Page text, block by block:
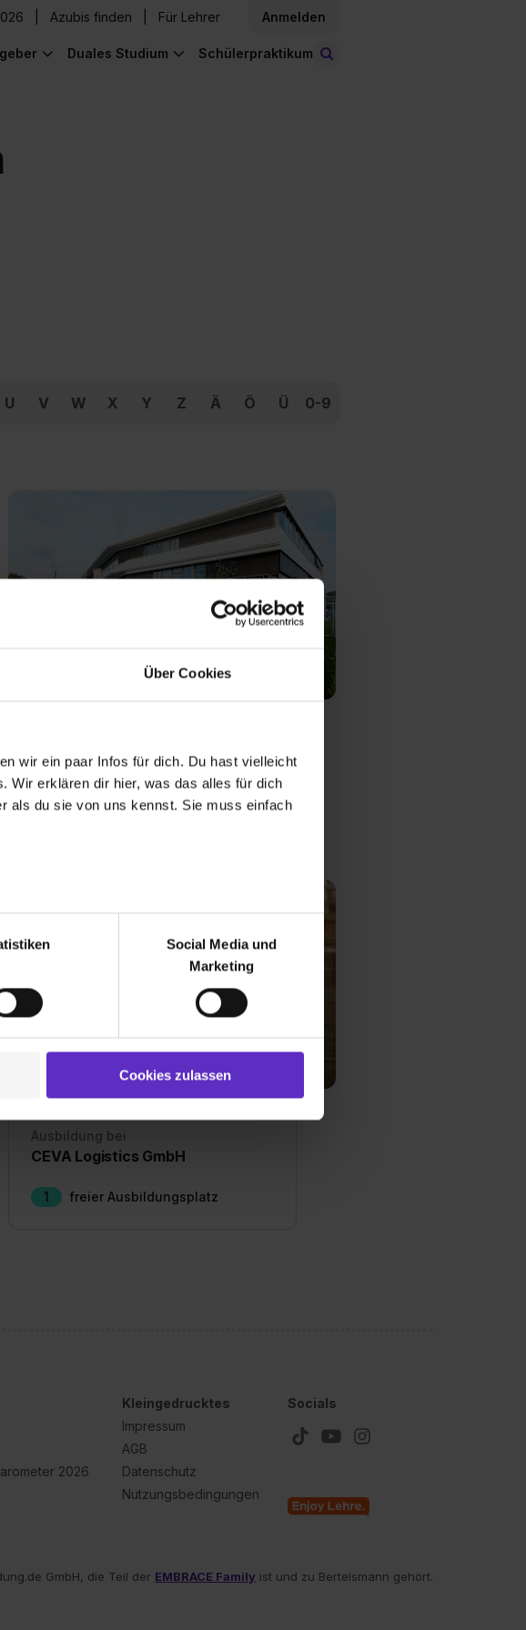
Über Cookies
wir ein paar Infos für dich. Du hast vielleicht
Wir erklären dir hier, was das alles für dich
als du sie von uns kennst. Sie muss einfach
um von dir bei Benutzung der
auf unsere Webseite zu analysieren
Partner für soziale Medien, Werbung
die du ihnen bereitgestellt hast oder die
Marketing“ bist du auch damit
Inhalt erteilen. Willst du nur bestimmte
klick auf „Auswahl erlauben“. Die
49 Abs. 1 S. 1 lit. a) DS-GVO). Die USA
Social Media und
Marketing
Cookies zulassen
Azubis finden Für Lehrer Anmelden
Duales Studium Schülerpraktikum
U V W X Y Z Ä Ö Ü 0-9
ENRW Energieversorgung
Rottweil GmbH & Co. KG
Ausbildung bei
CEVA Logistics GmbH
1 freier Ausbildungsplatz
2026
Kleingedrucktes
Impressum
AGB
Datenschutz
Nutzungsbedingungen
Socials
GmbH, die Teil der EMBRACE Family ist und zu Bertelsmann gehört.